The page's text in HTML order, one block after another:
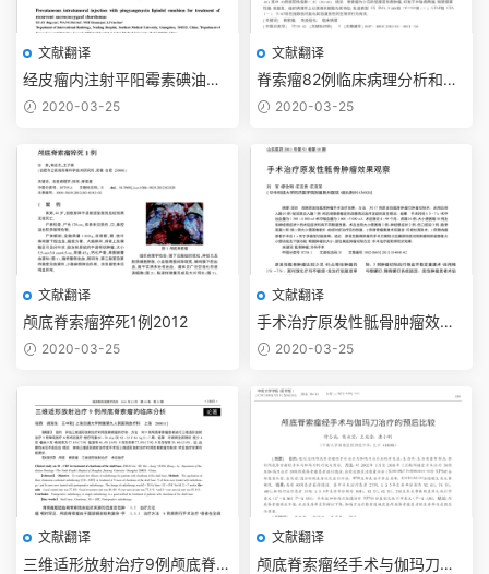
文献翻译
经皮瘤内注射平阳霉素碘油化
疗乳剂治疗复发性骶尾部脊索
2020-03-25
文献翻译
脊索瘤82例临床病理分析和免
疫表型研究2010
2020-03-25
文献翻译
颅底脊索瘤猝死1例2012
2020-03-25
文献翻译
手术治疗原发性骶骨肿瘤效果
观察2011
2020-03-25
文献翻译
三维适形放射治疗9例颅底脊索
文献翻译
颅底脊索瘤经手术与伽玛刀治